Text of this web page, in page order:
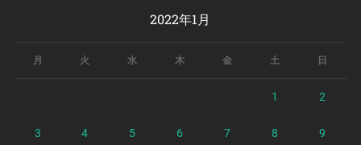
2022年1月
月 火 水 木 金 土 日
1 2
3 4 5 6 7 8 9